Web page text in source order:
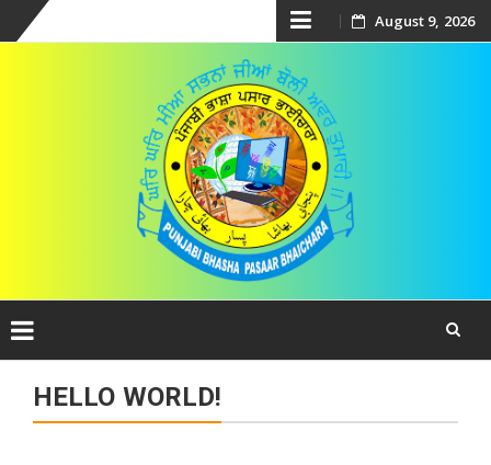
Skip
to
content
August 9, 2026
content
HELLO WORLD!